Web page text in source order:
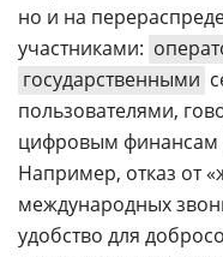
но и на
участниками:
государственными
пользователями,
цифровым финансам
Например, отказ от
международных
удобство для